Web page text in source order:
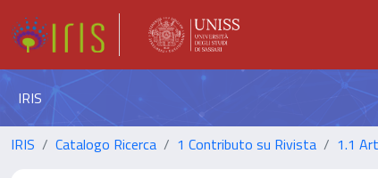
IRIS
IRIS Catalogo Ricerca 1 Contributo su Rivista 1.1